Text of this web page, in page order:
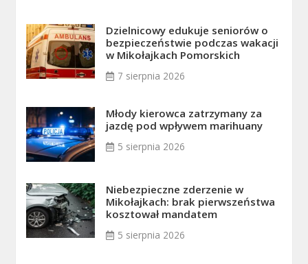
Dzielnicowy edukuje seniorów o
bezpieczeństwie podczas wakacji
w Mikołajkach Pomorskich
7 sierpnia 2026
Młody kierowca zatrzymany za
jazdę pod wpływem marihuany
5 sierpnia 2026
Niebezpieczne zderzenie w
Mikołajkach: brak pierwszeństwa
kosztował mandatem
5 sierpnia 2026